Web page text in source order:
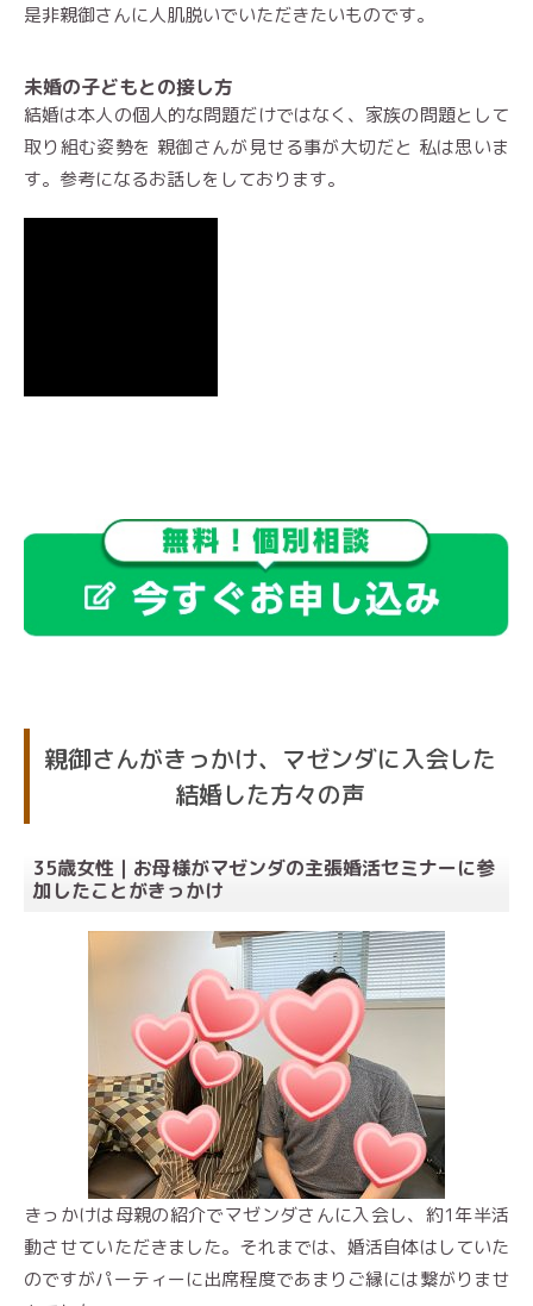
是非親御さんに人肌脱いでいただきたいものです。
未婚の子どもとの接し方
結婚は本人の個人的な問題だけではなく、家族の問題として
取り組む姿勢を 親御さんが見せる事が大切だと 私は思いま
す。参考になるお話しをしております。
親御さんがきっかけ、マゼンダに入会した
結婚した方々の声
35歳女性｜お母様がマゼンダの主張婚活セミナーに参
加したことがきっかけ
きっかけは母親の紹介でマゼンダさんに入会し、約1年半活
動させていただきました。それまでは、婚活自体はしていた
のですがパーティーに出席程度であまりご縁には繋がりませ